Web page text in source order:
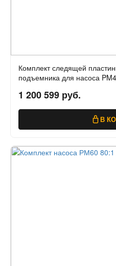
Комплект следящей
подъемника для насоса
1 200 599 руб.
В